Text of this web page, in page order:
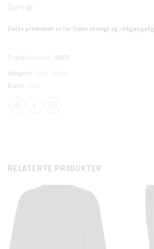
Stor i str.
Dette produktet er for tiden utsolgt og utilgjengelig.
Produktnummer: 103169
Kategorier: Klær Skjorte
Brand:
JJXX
RELATERTE PRODUKTER